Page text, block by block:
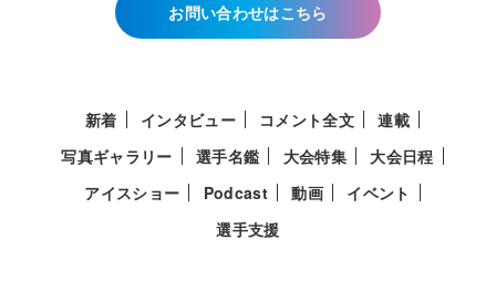
お問い合わせはこちら
新着 インタビュー コメント全文
連載
写真ギャラリー
選手名鑑 大会特集
大会日程
アイスショー
Podcast 動画
イベント
選手支援